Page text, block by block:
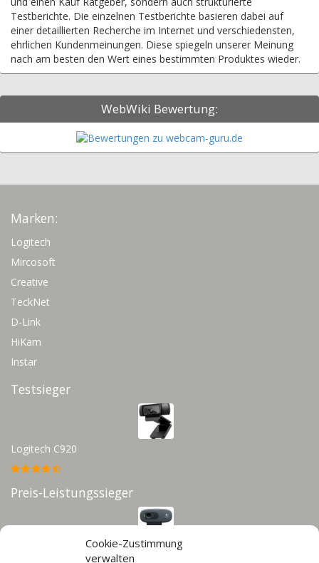
Cookie-Zustimmung
verwalten
Testberichte. Die einzelnen Testberichte basieren dabei auf
einer detaillierten Recherche im Internet und verschiedensten,
ehrlichen Kundenmeinungen. Diese spiegeln unserer Meinung
nach am besten den Wert eines bestimmten Produktes wieder.
WebWiki Bewertung:
Marken:
Logitech
Mircosoft
Creative
TeckNet
D-Link
HiKam
Instar
Testsieger
Logitech C920
Preis-Leistungssieger